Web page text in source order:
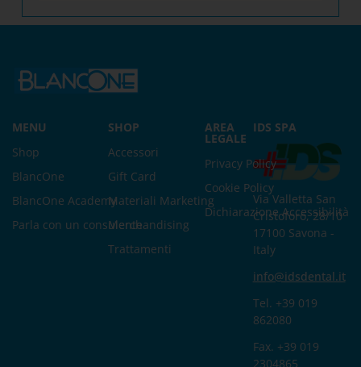
MENU
Shop
BlancOne
BlancOne Academy
Parla con un consulente
SHOP
Accessori
Gift Card
Materiali Marketing
Merchandising
Trattamenti
AREA
LEGALE
Privacy Policy
Cookie Policy
Dichiarazione Accessibilità
IDS SPA
Via Valletta San
Cristoforo, 28/10
17100 Savona -
Italy
info@idsdental.it
Tel. +39 019
862080
Fax. +39 019
2304865